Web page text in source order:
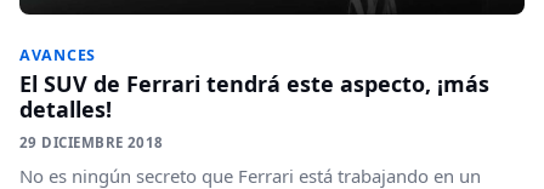
AVANCES
El SUV de Ferrari tendrá este aspecto, ¡más
detalles!
29 DICIEMBRE 2018
No es ningún secreto que Ferrari está trabajando en un